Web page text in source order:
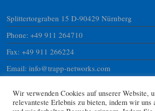
Splittertorgraben 15 D-90429 Nürnberg
Phone: +49 911 264710
Fax: +49 911 266224
Email: info@trapp-networks.com
USTNR DE 24028130747
Wir verwenden Cookies auf unserer Website,
relevanteste Erlebnis zu bieten, indem wir uns